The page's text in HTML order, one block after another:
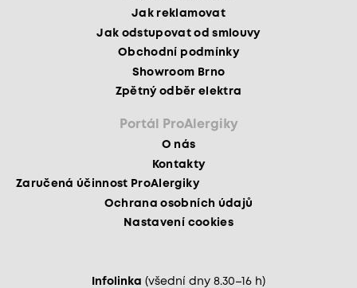
Jak reklamovat
Jak odstupovat od smlouvy
Obchodní podmínky
Showroom Brno
Zpětný odběr elektra
Portál ProAlergiky
O nás
Kontakty
Zaručená účinnost ProAlergiky
Ochrana osobních údajů
Nastavení cookies
Infolinka (všední dny 8.30–16 h)